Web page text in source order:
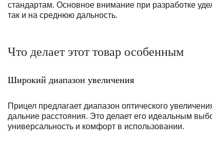
стандартам. Основное внимание при разработке
так и на среднюю дальность.
Что делает этот товар особенным
Широкий диапазон увеличения
Прицел предлагает диапазон оптического
дальние расстояния. Это делает его идеальным
универсальность и комфорт в использовании.